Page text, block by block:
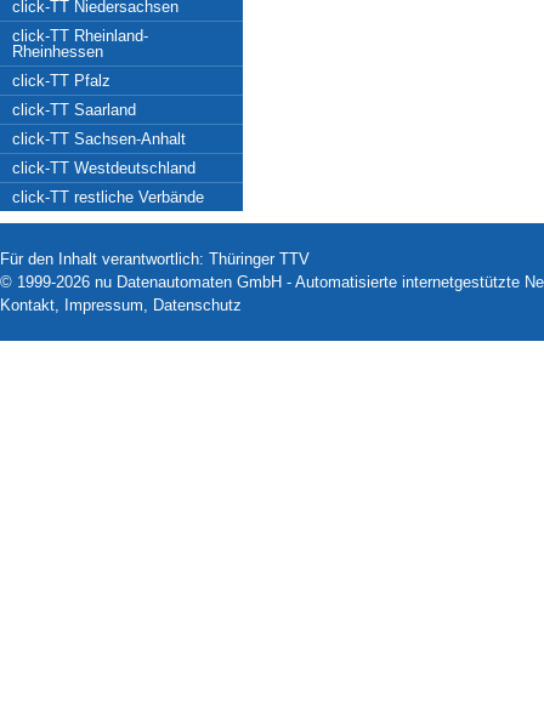
click-TT Niedersachsen
click-TT Rheinland-
Rheinhessen
click-TT Pfalz
click-TT Saarland
click-TT Sachsen-Anhalt
click-TT Westdeutschland
click-TT restliche Verbände
Für den Inhalt verantwortlich: Thüringer TTV
© 1999-2026 nu Datenautomaten GmbH - Automatisierte internetgestützte
Kontakt, Impressum, Datenschutz